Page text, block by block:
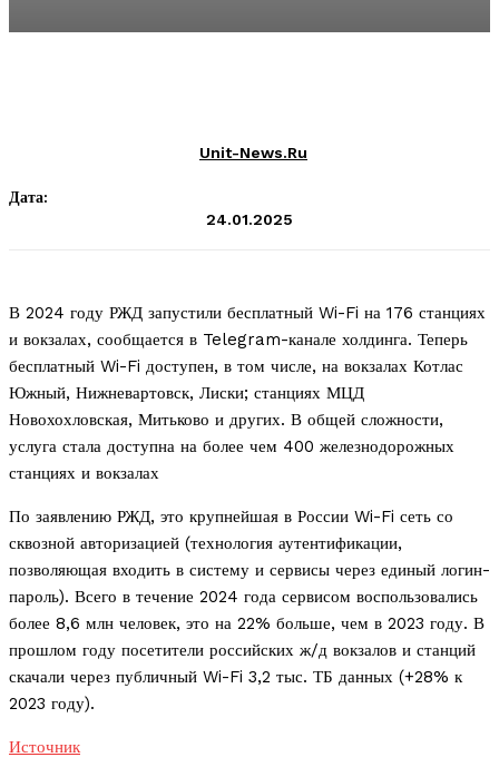
Unit-News.ru
Дата:
24.01.2025
В 2024 году РЖД запустили бесплатный Wi-Fi на 176 станциях
и вокзалах, сообщается в Telegram-канале холдинга. Теперь
бесплатный Wi-Fi доступен, в том числе, на вокзалах Котлас
Южный, Нижневартовск, Лиски; станциях МЦД
Новохохловская, Митьково и других. В общей сложности,
услуга стала доступна на более чем 400 железнодорожных
станциях и вокзалах
По заявлению РЖД, это крупнейшая в России Wi-Fi сеть со
сквозной авторизацией (технология аутентификации,
позволяющая входить в систему и сервисы через единый логин-
пароль). Всего в течение 2024 года сервисом воспользовались
более 8,6 млн человек, это на 22% больше, чем в 2023 году. В
прошлом году посетители российских ж/д вокзалов и станций
скачали через публичный Wi-Fi 3,2 тыс. ТБ данных (+28% к
2023 году).
Источник